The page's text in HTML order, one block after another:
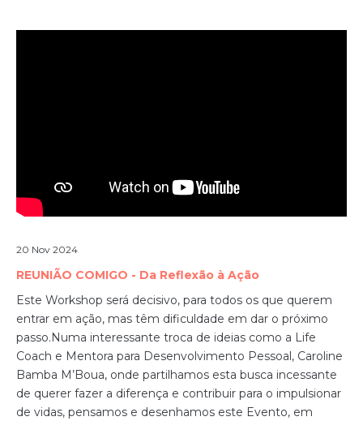
20 Nov 2024
REUNIÃO COMIGO - Da Reflexão à Ação
Este Workshop será decisivo, para todos os que querem
entrar em ação, mas têm dificuldade em dar o próximo
passo.Numa interessante troca de ideias como a Life
Coach e Mentora para Desenvolvimento Pessoal, Caroline
Bamba M’Boua, onde partilhamos esta busca incessante
de querer fazer a diferença e contribuir para o impulsionar
de vidas, pensamos e desenhamos este Evento, em